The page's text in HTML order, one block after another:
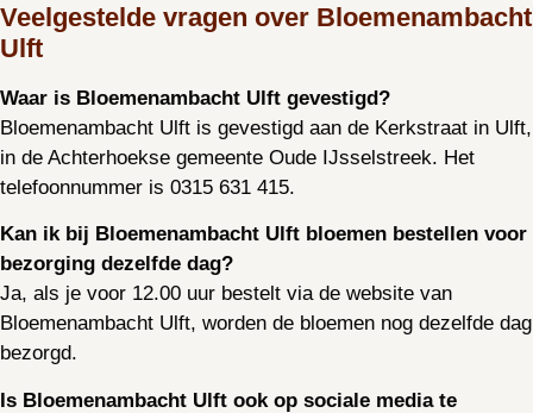
Veelgestelde vragen over Bloemenambacht
Ulft
Waar is Bloemenambacht Ulft gevestigd?
Bloemenambacht Ulft is gevestigd aan de Kerkstraat in Ulft,
in de Achterhoekse gemeente Oude IJsselstreek. Het
telefoonnummer is 0315 631 415.
Kan ik bij Bloemenambacht Ulft bloemen bestellen voor
bezorging dezelfde dag?
Ja, als je voor 12.00 uur bestelt via de website van
Bloemenambacht Ulft, worden de bloemen nog dezelfde dag
bezorgd.
Is Bloemenambacht Ulft ook op sociale media te